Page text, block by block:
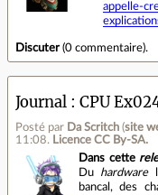
appelle-
Discuter(0 commentaire).
Journal CPU
Posté par Da Scritch (site
11:08. Licence CC By‑SA.
Dans cette
Du hardware
bancal, des